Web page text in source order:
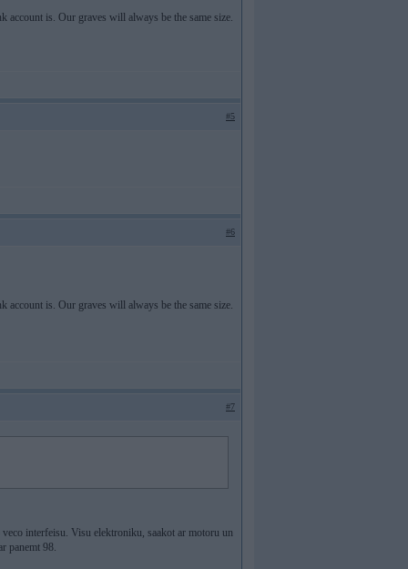
is. Our graves will always be the same size.
#5
#6
is. Our graves will always be the same size.
#7
veco interfeisu. Visu elektroniku, saakot ar motoru un
panemt 98.